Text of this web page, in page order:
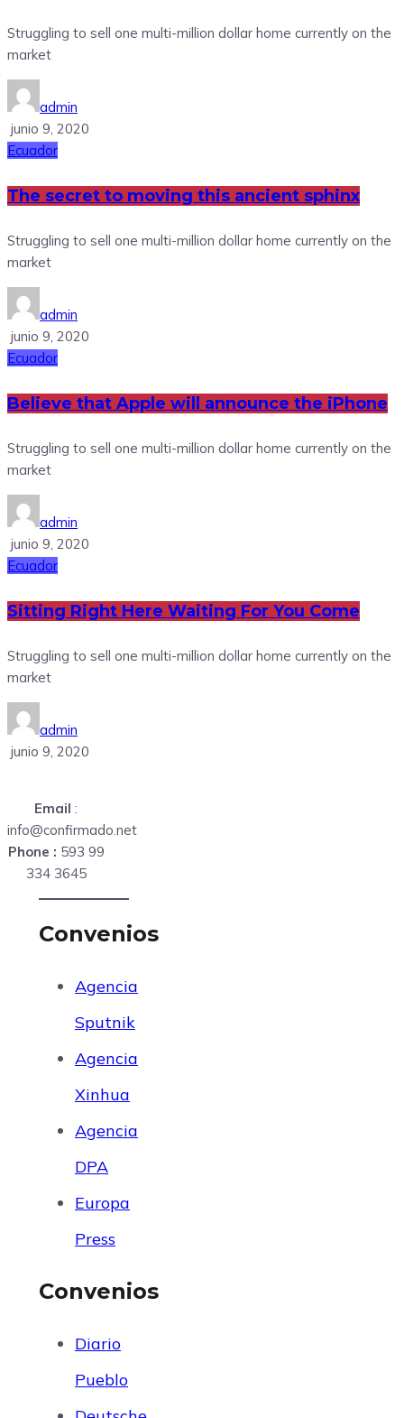
Struggling to sell one multi-million dollar home currently on the
market
admin
junio 9, 2020
Ecuador
The secret to moving this ancient sphinx
Struggling to sell one multi-million dollar home currently on the
market
admin
junio 9, 2020
Ecuador
Believe that Apple will announce the iPhone
Struggling to sell one multi-million dollar home currently on the
market
admin
junio 9, 2020
Ecuador
Sitting Right Here Waiting For You Come
Struggling to sell one multi-million dollar home currently on the
market
admin
junio 9, 2020
Email :
info@confirmado.net
Phone : 593 99
334 3645
Convenios
Agencia
Sputnik
Agencia
Xinhua
Agencia
DPA
Europa
Press
Convenios
Diario
Pueblo